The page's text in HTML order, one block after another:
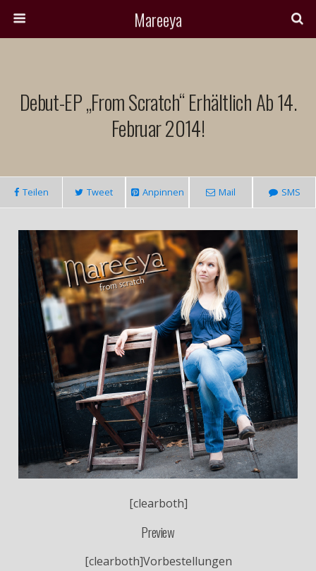
Mareeya
Debut-EP „From Scratch“ Erhältlich Ab 14.
Februar 2014!
Teilen Tweet Anpinnen Mail SMS
[clearboth]
Preview
[clearboth]Vorbestellungen